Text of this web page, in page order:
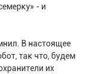
- и
В настоящее
так что, будем
их